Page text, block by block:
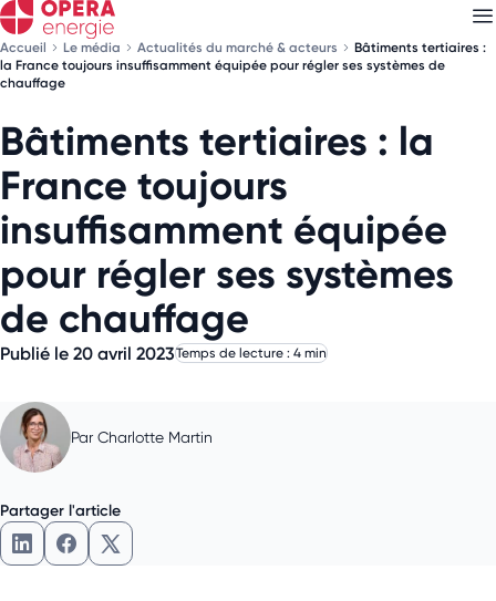
Accueil Le média Actualités du marché & acteurs
Bâtiments tertiaires :
la France toujours insuffisamment équipée pour régler ses systèmes de
chauffage
Bâtiments tertiaires : la
France toujours
insuffisamment équipée
pour régler ses systèmes
de chauffage
Publié le 20 avril 2023Temps de lecture : 4 min
Par Charlotte Martin
Partager l'article
Découvrez nosnewsletters
Choisissez les newsletters qui vous intéressent